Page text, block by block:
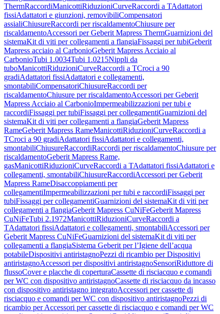
ThermRaccordiManicottiRiduzioniCurveRaccordi a TAdattatori
fissiAdattatori e giunzioni, removibiliCompensatori
assialiChiusureRaccordi per riscaldamentoChiusure per
riscaldamentoAccessori per Geberit Mapress ThermGuarnizioni del
sistemaKit di viti per collegamenti a flangiaFissaggi per tubiGeberit
Mapress acciaio al CarbonioGeberit Mapress Acciaio al
CarbonioTubi 1.0034Tubi 1.0215Nippli da
tuboManicottiRiduzioniCurveRaccordi a TCroci a 90
gradiAdattatori fissiAdattatori e collegamenti,
smontabiliCompensatoriChiusureRaccordi per
riscaldamentoChiusure per riscaldamentoAccessori per Geberit
Mapress Acciaio al CarbonioImpermeabilizzazioni per tubi e
raccordiFissaggi per tubiFissaggi per collegamentiGuarnizioni del
sistemaKit di viti per collegamenti a flangiaGeberit Mapress
RameGeberit Mapress RameManicottiRiduzioniCurveRaccordi a
TCroci a 90 gradiAdattatori fissiAdattatori e collegamenti,
smontabiliChiusureRaccordiRaccordi per riscaldamentoChiusure per
riscaldamentoGeberit Mapress Rame,
gasManicottiRiduzioniCurveRaccordi a TAdattatori fissiAdattatori e
collegamenti, smontabiliChiusureRaccordiAccessori per Geberit
Mapress RameDisaccoppiamenti per
collegamentiImpermeabilizzazioni per tubi e raccordiFissaggi per
tubiFissaggi per collegamentiGuarnizioni del sistemaKit di viti per
collegamenti a flangiaGeberit Mapress CuNiFeGeberit Mapress
CuNiFeTubi 2.1972ManicottiRiduzioniCurveRaccordi a
TAdattatori fissiAdattatori e collegamenti, smontabiliAccessori per
Geberit Mapress CuNiFeGuarnizioni del sistemaKit di viti per
collegamenti a flangiaSistema Geberit per l’Igiene dell’acqua
potabileDispositivi antiristagnoPezzi di ricambio per Dispositivi
antiristagnoAccessori per dispositivi antiristagnoSensoriRiduttore di
flussoCover e placche di coperturaCassette di risciacquo e comandi
per WC con dispositivo antiristagnoCassette di risciacquo da incasso
con dispositivo antiristagno integratoAccessori per cassette di
risciacquo e comandi per WC con dispositivo antiristagnoPezzi di
ricambio per Accessori per cassette di risciacquo e comandi per WC